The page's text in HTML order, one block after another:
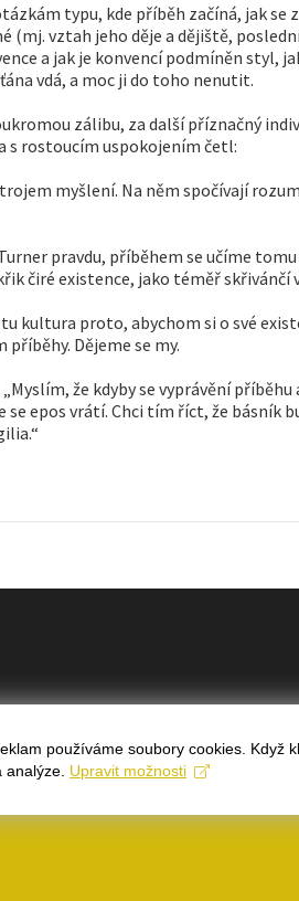
typu, kde příběh začíná, jak
(mj. vztah jeho děje a dějiště,
a jak je konvencí podmíněn
vdá, a moc ji do toho nenutit.
zálibu, za další příznačný
s rostoucím uspokojením četl:
myšlení. Na něm spočívají
pravdu, příběhem se učíme
čiré existence, jako téměř
kultura proto, abychom si o své
Dějeme se my.
že kdyby se vyprávění
se epos vrátí. Chci tím říct, že
Powered by:WordPress
používáme soubory cookies. Když
Upravit možnosti